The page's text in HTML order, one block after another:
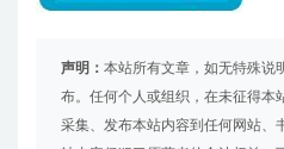
声明： 本站所有文章，如无特殊说
布。任何个人或组织，在未征得本
采集、发布本站内容到任何网站、